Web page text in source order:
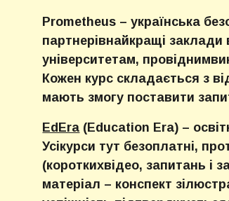
Prometheus – українська
партнерівнайкращі
університетам,
Кожен курс складається з
мають змогу поставити
EdEra (Education Era) –
Усікурси тут безоплатні,
(короткихвідео, запитань
матеріал – конспект